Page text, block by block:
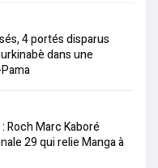
4 portés disparus
dans une
Roch Marc Kaboré
29 qui relie Manga à